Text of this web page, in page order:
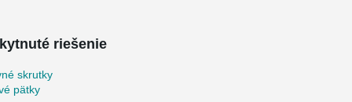
riešenie
skrutky
pätky